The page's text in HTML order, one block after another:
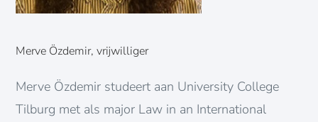
Merve Özdemir, vrijwilliger
Merve Özdemir studeert aan University College
Tilburg met als major Law in an International